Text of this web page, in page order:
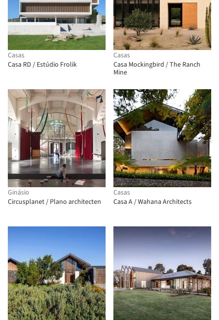
Casas
Casa RD / Estúdio Frolik
Casas
Casa Mockingbird / The Ranch
Mine
Ginásio
Circusplanet / Plano architecten
Casas
Casa A / Wahana Architects